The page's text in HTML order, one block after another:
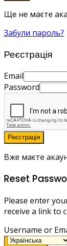
Ще не маєте
Забули пароль?
Реєстрація
Email
Password
Реєстрація
Вже маєте
Reset
Please enter
receive a link to
Username or
Send Email